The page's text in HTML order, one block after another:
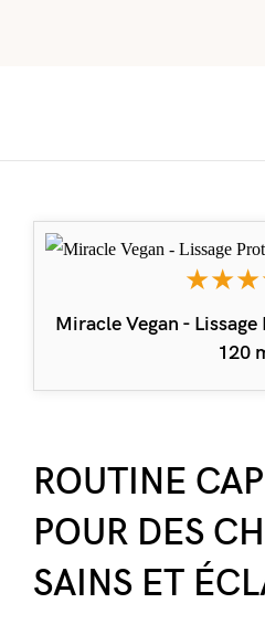
Miracle Vegan -
120
ROUTINE
POUR DES
SAINS ET